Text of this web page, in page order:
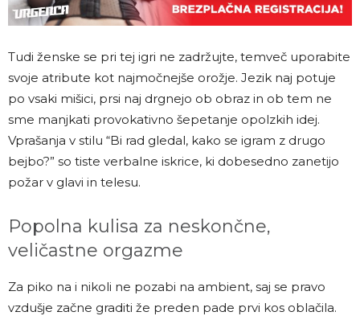
Tudi ženske se pri tej igri ne zadržujte, temveč uporabite
svoje atribute kot najmočnejše orožje. Jezik naj potuje
po vsaki mišici, prsi naj drgnejo ob obraz in ob tem ne
sme manjkati provokativno šepetanje opolzkih idej.
Vprašanja v stilu “Bi rad gledal, kako se igram z drugo
bejbo?” so tiste verbalne iskrice, ki dobesedno zanetijo
požar v glavi in telesu.
Popolna kulisa za neskončne,
veličastne orgazme
Za piko na i nikoli ne pozabi na ambient, saj se pravo
vzdušje začne graditi že preden pade prvi kos oblačila.